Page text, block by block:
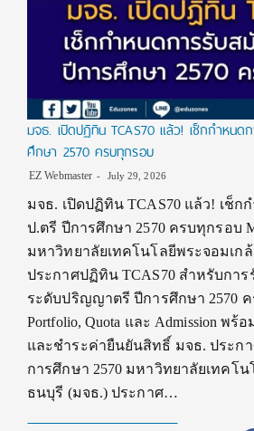
มจธ. เปิดปฏิทิน TCAS70 แล้ว! เช็กกำหน
ศึกษา 2570 ครบทุกรอบ
EZ Webmaster July 29, 2026
มจธ. เปิดปฏิทิน TCAS70 แล้ว! เช็
ป.ตรี ปีการศึกษา 2570 ครบทุกรอบ
มหาวิทยาลัยเทคโนโลยีพระจอมเก
ประกาศปฏิทิน TCAS70 สำหรับกา
ระดับปริญญาตรี ปีการศึกษา 2570
Portfolio, Quota และ Admission พ
และชำระค่ายืนยันสิทธิ์ มจธ. ประก
การศึกษา 2570 มหาวิทยาลัยเทคโน
ธนบุรี (มจธ.) ประกาศ…